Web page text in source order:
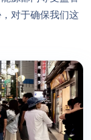
对于确保我们这